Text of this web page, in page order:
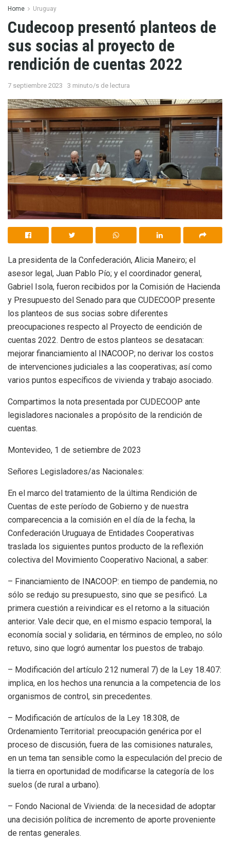
Home Uruguay
Cudecoop presentó planteos de
sus socias al proyecto de
rendición de cuentas 2022
7 septiembre 2023 3 minuto/s de lectura
La presidenta de la Confederación, Alicia Maneiro; el
asesor legal, Juan Pablo Pío; y el coordinador general,
Gabriel Isola, fueron recibidos por la Comisión de Hacienda
y Presupuesto del Senado para que CUDECOOP presente
los planteos de sus socias sobre diferentes
preocupaciones respecto al Proyecto de eendición de
cuentas 2022. Dentro de estos planteos se desatacan:
mejorar financiamiento al INACOOP; no derivar los costos
de intervenciones judiciales a las cooperativas; así como
varios puntos específicos de vivienda y trabajo asociado.
Compartimos la nota presentada por CUDECOOP ante
legisladores nacionales a propósito de la rendición de
cuentas.
Montevideo, 1 de setiembre de 2023
Señores Legisladores/as Nacionales:
En el marco del tratamiento de la última Rendición de
Cuentas de este período de Gobierno y de nuestra
comparecencia a la comisión en el día de la fecha, la
Confederación Uruguaya de Entidades Cooperativas
traslada los siguientes puntos producto de la reflexión
colectiva del Movimiento Cooperativo Nacional, a saber:
– Financiamiento de INACOOP: en tiempo de pandemia, no
sólo se redujo su presupuesto, sino que se pesificó. La
primera cuestión a reivindicar es el retorno a la situación
anterior. Vale decir que, en el mismo espacio temporal, la
economía social y solidaria, en términos de empleo, no sólo
retuvo, sino que logró aumentar los puestos de trabajo.
– Modificación del artículo 212 numeral 7) de la Ley 18.407:
implica, en los hechos una renuncia a la competencia de los
organismos de control, sin precedentes.
– Modificación de artículos de la Ley 18.308, de
Ordenamiento Territorial: preocupación genérica por el
proceso de discusión, fuera de las comisiones naturales,
en un tema tan sensible como la especulación del precio de
la tierra en oportunidad de modificarse la categoría de los
suelos (de rural a urbano).
– Fondo Nacional de Vivienda: de la necesidad de adoptar
una decisión política de incremento de aporte proveniente
de rentas generales.